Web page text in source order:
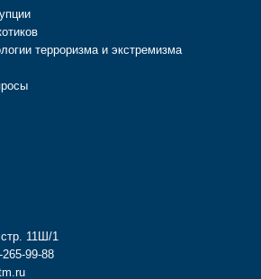
терроризма и экстремизма
11Ш/1
99-88